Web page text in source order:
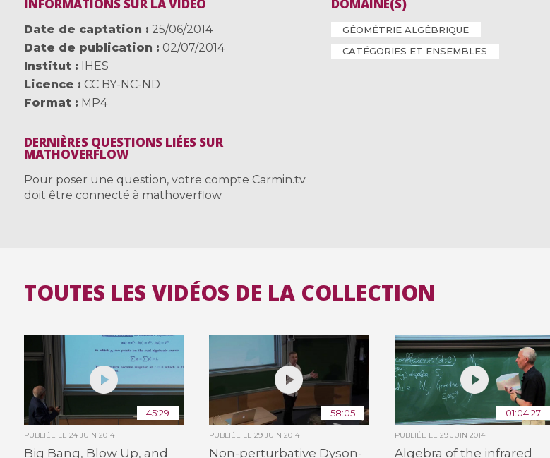
INFORMATIONS SUR LA VIDÉO
Date de captation
25/06/2014
Date de publication
02/07/2014
Institut
IHES
Licence
CC BY-NC-ND
Format
MP4
DOMAINE(S)
GÉOMÉTRIE ALGÉBRIQUE
CATÉGORIES ET ENSEMBLES
DERNIÈRES QUESTIONS LIÉES SUR
MATHOVERFLOW
Pour poser une question, votre compte Carmin.tv
doit être connecté à mathoverflow
TOUTES LES VIDÉOS DE LA COLLECTION
45:29
PUBLIÉE LE 24 JUIN 2014
Big Bang, Blow Up, and
58:05
PUBLIÉE LE29 JUIN 2014
Non-perturbative Dyson-
01:04:27
PUBLIÉE LE 29 JUIN 2014
Algebra of the infrared